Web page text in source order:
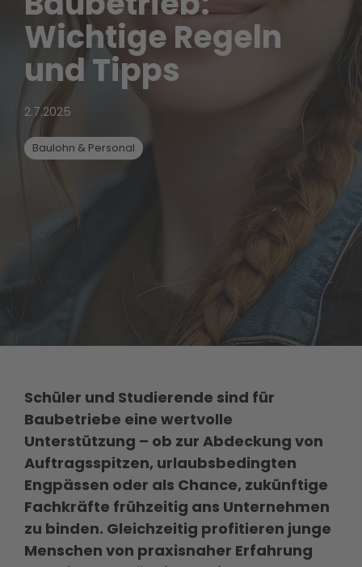
Wichtige Regeln
und Tipps
2.7.2025
Baulohn & Personal
Schüler und Studierende sind für
Baubetriebe eine wertvolle
Unterstützung – ob zur Abdeckung von
Auftragsspitzen, urlaubsbedingten
Engpässen oder als Chance, zukünftige
Fachkräfte frühzeitig ans Unternehmen
zu binden. Gleichzeitig profitieren junge
Menschen von praxisnaher Erfahrung